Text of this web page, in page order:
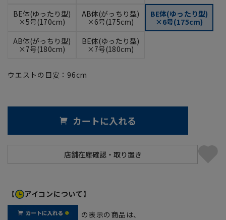
BE体(ゆったり型)
×5号(170cm)
AB体(がっちり型)
×6号(175cm)
BE体(ゆったり型)
×6号(175cm)
AB体(がっちり型)
×7号(180cm)
BE体(ゆったり型)
×7号(180cm)
ウエストの目安： 96cm
カートに入れる
【 アイコンについて】
の表示の商品は、